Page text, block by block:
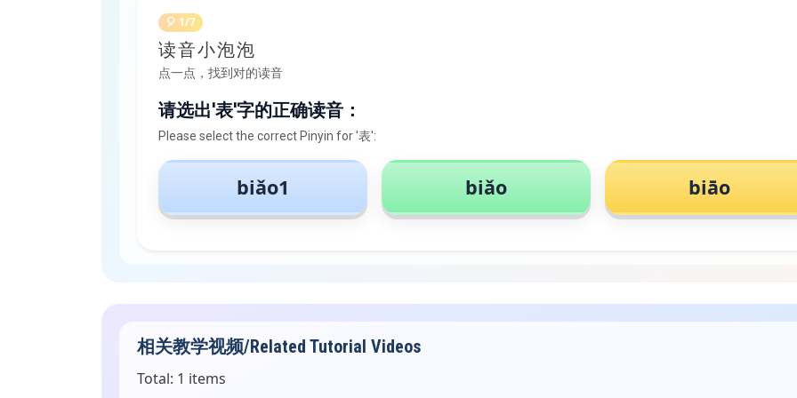
🎈 1/7
读音小泡泡
点一点，找到对的读音
请选出'表'字的正确读音：
Please select the correct Pinyin for '表':
biǎo1 biǎo biāo
相关教学视频/Related Tutorial Videos
Total: 1 items